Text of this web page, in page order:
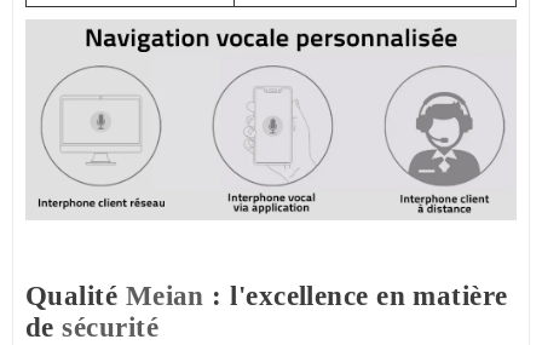
Qualité Meian : l'excellence en matière
desécurité